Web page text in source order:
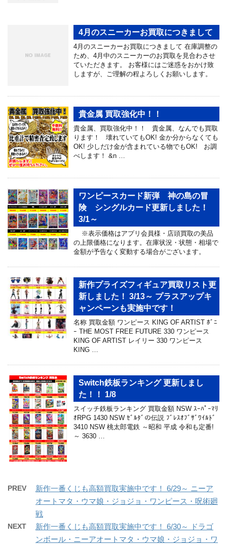
4月のスニーカーお買取につきまして
4月のスニーカーお買取につきまして 在庫調整の
ため、4月中のスニーカーのお買取を見合わさせ
ていただきます。 お客様にはご迷惑をおかけ致
しますが、ご理解の程よろしくお願いします。
貴金属 買取強化中！！
貴金属、買取強化中！！ 貴金属、なんでも買取
ります！ 壊れていてもOK! 金か分からなくても
OK! 少しだけ金が含まれている物でもOK! お調
べします！ &n …
ワンピースカード新弾 神の島の冒
険 シングルカード更新しました！
3/1～
※表示価格はアプリ会員様・店頭買取の美品
の上限価格になります。在庫状況・状態・相場で
金額が予告なく変動する場合がございます。
新作プライズフィギュア買取リスト更
新しました！ 3/13～ プラスアップキ
ャンペーンも実施中です！
名称 買取金額 ワンピース KING OF ARTIST ﾎﾞﾆ
ｰ THE MOST FREE FUTURE 330 ワンピース
KING OF ARTIST レイリー 330 ワンピース
KING …
Switch鉄板ランキング 更新しまし
た！！ 1/8
スイッチ鉄板ランキング 買取金額 NSW ｽｰﾊﾟｰﾏﾘ
ｵRPG 1430 NSW ｾﾞﾙﾀﾞの伝説 ﾌﾞﾚｽｵﾌﾞｻﾞﾜｲﾙﾄﾞ
3410 NSW 桃太郎電鉄 ～昭和 平成 令和も定番!
～ 3630 …
PREV
新作一番くじも高額買取実施中です！ 6/29～ ニーア
オートマタ・ウマ娘・ジョジョ・ワンピース・呪術廻
戦
NEXT
新作一番くじも高額買取実施中です！ 6/30～ ドラゴ
ンボール・ニーアオートマタ・ウマ娘・ジョジョ・ワ